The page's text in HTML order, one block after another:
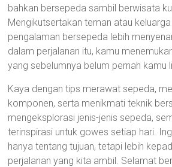
bahkan bersepeda sambil berwisata
Mengikutsertakan teman atau
pengalaman bersepeda lebih
dalam perjalanan itu, kamu
yang sebelumnya belum pernah kamu
Kaya dengan tips merawat sepeda,
komponen, serta menikmati teknik
mengeksplorasi jenis-jenis sepeda,
terinspirasi untuk gowes setiap hari.
hanya tentang tujuan, tetapi lebih
perjalanan yang kita ambil. Selamat